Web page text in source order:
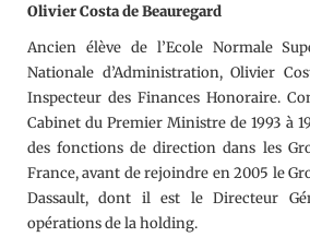
Olivier Costa de Beauregard
Ancien élève de l’Ecole Normale
Nationale d’Administration, Olivier
Inspecteur des Finances Honoraire.
Cabinet du Premier Ministre de 1993 à
des fonctions de direction dans les
France, avant de rejoindre en 2005 le
Dassault, dont il est le Directeur
opérations de la holding.